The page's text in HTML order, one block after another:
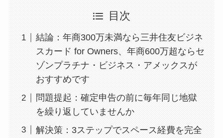
目次
結論：年商300万未満なら三井住友ビジネ
スカード for Owners、年商600万超ならセ
ゾンプラチナ・ビジネス・アメックスが
おすすめです
問題提起：確定申告の前に毎年同じ地獄
を繰り返していませんか
解決策：3ステップでスペース経費を完全